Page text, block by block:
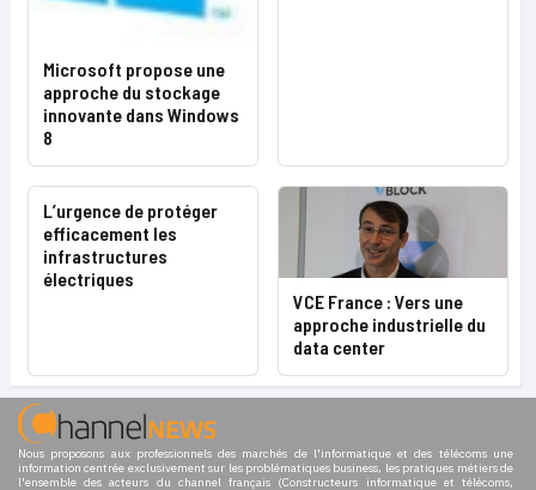
Microsoft propose une
approche du stockage
innovante dans Windows
8
L’urgence de protéger
efficacement les
infrastructures
électriques
VCE France : Vers une
approche industrielle du
data center
Nous proposons aux professionnels des marchés de l'informatique et des télécoms une
information centrée exclusivement sur les problématiques business, les pratiques métiers de
l'ensemble des acteurs du channel français (Constructeurs informatique et télécoms,